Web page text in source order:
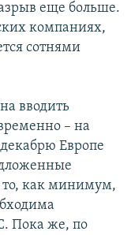
еще больше.
компаниях,
сотнями
вводить
– на
Европе
как минимум,
Пока же, по